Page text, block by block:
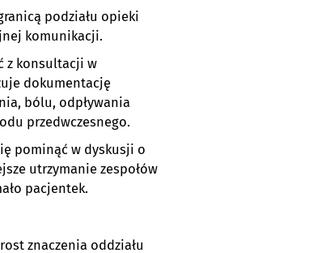
podziału opieki
komunikacji.
z konsultacji w
dokumentację
bólu, odpływania
przedwczesnego.
pominąć w dyskusji o
utrzymanie zespołów
pacjentek.
znaczenia oddziału